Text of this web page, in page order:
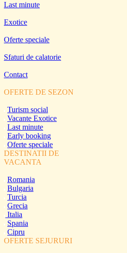
Last minute
Exotice
Oferte speciale
Sfaturi de calatorie
Contact
OFERTE DE SEZON
Turism social
Vacante Exotice
Last minute
Early booking
Oferte speciale
DESTINATII DE
VACANTA
Romania
Bulgaria
Turcia
Grecia
Italia
Spania
Cipru
OFERTE SEJURURI